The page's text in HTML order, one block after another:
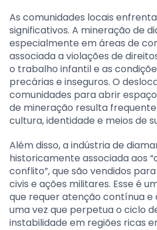
As comunidades locais
significativos. A mineração de
especialmente em áreas de
associada a violações de
o trabalho infantil e as
precárias e inseguros. O
comunidades para abrir
de mineração resulta
cultura, identidade e meios de
Além disso, a indústria de
historicamente associada aos
conflito”, que são vendidos
civis e ações militares. Esse é
que requer atenção contínua e
uma vez que perpetua o ciclo
instabilidade em regiões ricas